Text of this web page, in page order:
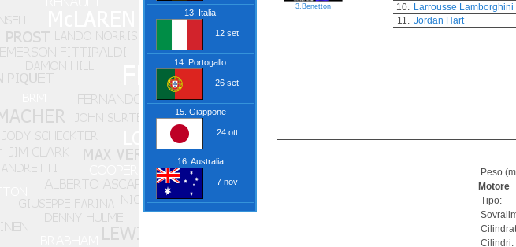
13. Italia
12 set
14. Portogallo
26 set
15. Giappone
24 ott
16. Australia
7 nov
3.Benetton
10. Larrousse Lamborghini
11. Jordan Hart
Peso
Motore
Tipo:
Cilindri: